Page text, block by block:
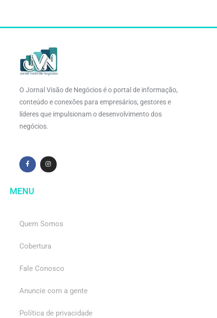
O Jornal Visão de Negócios é o portal de informação,
conteúdo e conexões para empresários, gestores e
líderes que impulsionam o desenvolvimento dos
negócios.
MENU
Quem Somos
Cobertura
Fale Conosco
Anuncie com a gente
Política de privacidade